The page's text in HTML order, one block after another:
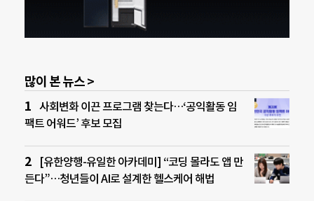
많이 본 뉴스 >
사회변화 이끈 프로그램 찾는다…‘공익활동 임
팩트 어워드’ 후보 모집
[유한양행-유일한 아카데미] “코딩 몰라도 앱 만
든다”…청년들이 AI로 설계한 헬스케어 해법